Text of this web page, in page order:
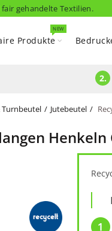
gehandelte Textilien.
Produkte
NEW
2.
Turnbeutel Jutebeutel
Henkeln